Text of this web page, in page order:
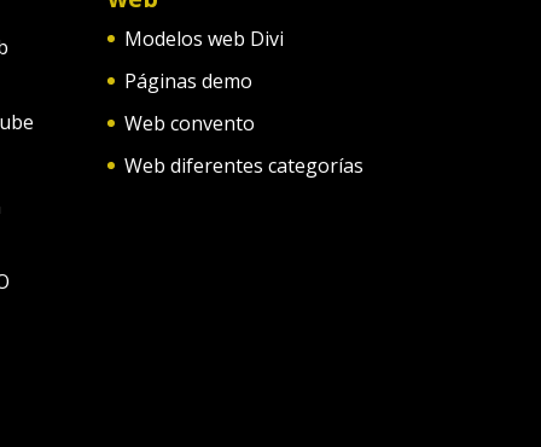
Modelos web Divi
Páginas demo
Web convento
Web diferentes categorías